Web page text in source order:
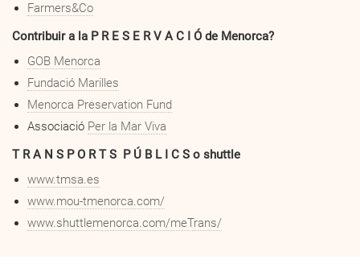
Farmers&Co
Contribuir a la P R E S E R V A C I Ó de Menorca?
GOB Menorca
Fundació Marilles
Menorca Preservation Fund
Associació Per la Mar Viva
T R A N S P O R T S P Ú B L I C S o shuttle
www.tmsa.es
www.mou-tmenorca.com/
www.shuttlemenorca.com/meTrans/